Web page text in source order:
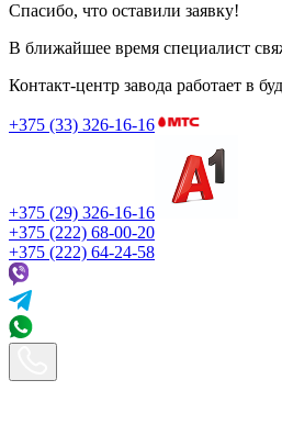
Спасибо, что оставили заявку!
В ближайшее время специалист
Контакт-центр завода работает в
+375 (33) 326-16-16
+375 (29) 326-16-16
+375 (222) 68-00-20
+375 (222) 64-24-58